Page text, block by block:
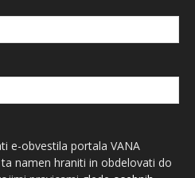
e-obvestila portala VANA
namen hraniti in obdelovati do